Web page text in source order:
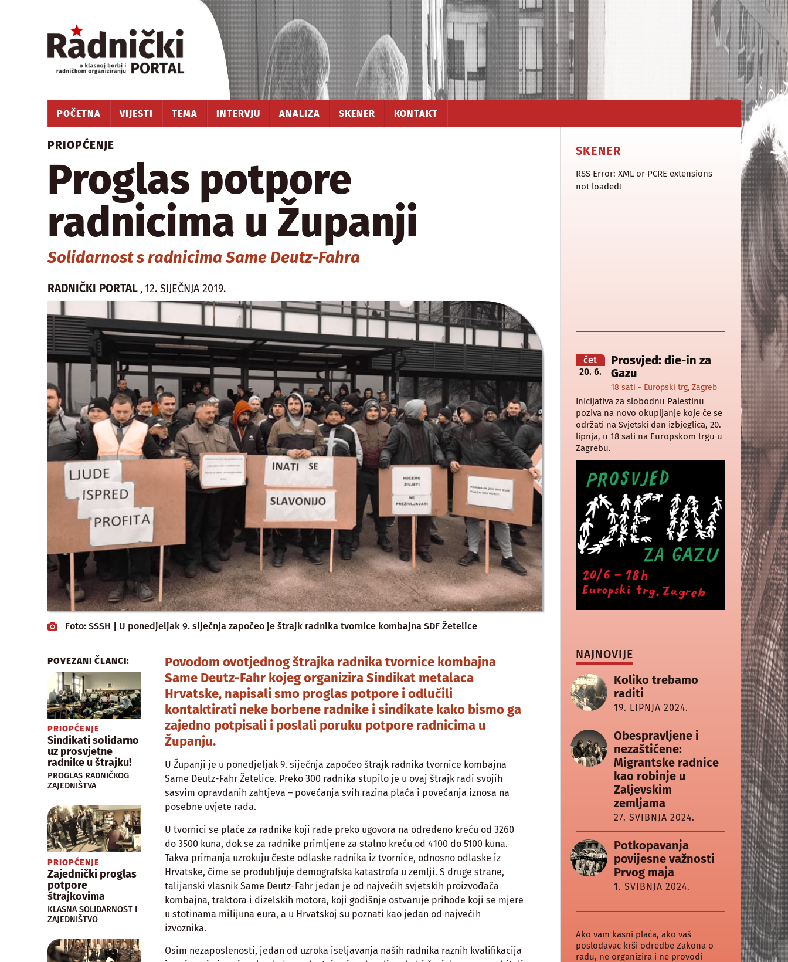
POČETNA VIJESTI TEMA INTERVJU ANALIZA SKENER KONTAKT
PRIOPĆENJE
Proglas potpore
radnicima u Županji
Solidarnost s radnicima Same Deutz-Fahra
RADNIČKI PORTAL ,12. SIJEČNJA 2019.
Foto: SSSH | U ponedjeljak 9. siječnja započeo je štrajk radnika tvornice kombajna SDF Žetelice
POVEZANI ČLANCI:
PRIOPĆENJE
Sindikati solidarno
uz prosvjetne
radnike u štrajku!
PROGLAS RADNIČKOG
ZAJEDNIŠTVA
PRIOPĆENJE
Zajednički proglas
potpore
štrajkovima
KLASNA SOLIDARNOST I
ZAJEDNIŠTVO
Povodom ovotjednog štrajka radnika tvornice kombajna
Same Deutz-Fahr kojeg organizira Sindikat metalaca
Hrvatske, napisali smo proglas potpore i odlučili
kontaktirati neke borbene radnike i sindikate kako bismo ga
zajedno potpisali i poslali poruku potpore radnicima u
Županju.
U Županji je u ponedjeljak 9. siječnja započeo štrajk radnika tvornice kombajna
Same Deutz-Fahr Žetelice. Preko 300 radnika stupilo je u ovaj štrajk radi svojih
sasvim opravdanih zahtjeva – povećanja svih razina plaća i povećanja iznosa na
posebne uvjete rada.
U tvornici se plaće za radnike koji rade preko ugovora na određeno kreću od 3260
do 3500 kuna, dok se za radnike primljene za stalno kreću od 4100 do 5100 kuna.
Takva primanja uzrokuju česte odlaske radnika iz tvornice, odnosno odlaske iz
Hrvatske, čime se produbljuje demografska katastrofa u zemlji. S druge strane,
talijanski vlasnik Same Deutz-Fahr jedan je od najvećih svjetskih proizvođača
kombajna, traktora i dizelskih motora, koji godišnje ostvaruje prihode koji se mjere
u stotinama milijuna eura, a u Hrvatskoj su poznati kao jedan od najvećih
izvoznika.
Osim nezaposlenosti, jedan od uzroka iseljavanja naših radnika raznih kvalifikacija
SKENER
RSS Error: XML or PCRE extensions
not loaded!
čet
20. 6.
Prosvjed: die-in za
Gazu
18 sati - Europski trg, Zagreb
Inicijativa za slobodnu Palestinu
poziva na novo okupljanje koje će se
održati na Svjetski dan izbjeglica, 20.
lipnja, u 18 sati na Europskom trgu u
Zagrebu.
NAJNOVIJE
Koliko trebamo
raditi
19. LIPNJA 2024.
Obespravljene i
nezaštićene:
Migrantske radnice
kao robinje u
Zaljevskim
zemljama
27. SVIBNJA 2024.
Potkopavanja
povijesne važnosti
Prvog maja
1. SVIBNJA 2024.
Ako vam kasni plaća, ako vaš
poslodavac krši odredbe Zakona o
radu, ne organizira i ne provodi